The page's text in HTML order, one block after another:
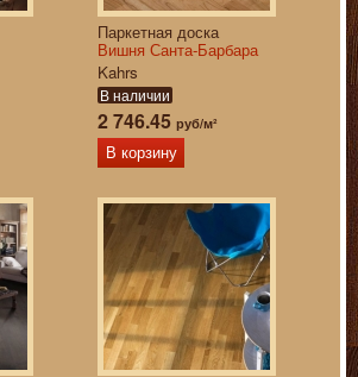
Паркетная доска
Вишня Санта-Барбара
Kahrs
В наличии
2 746.45 руб/м²
В корзину